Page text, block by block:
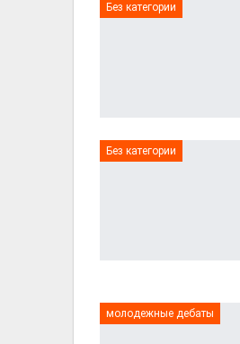
Без категории
Без категории
молодежные дебаты